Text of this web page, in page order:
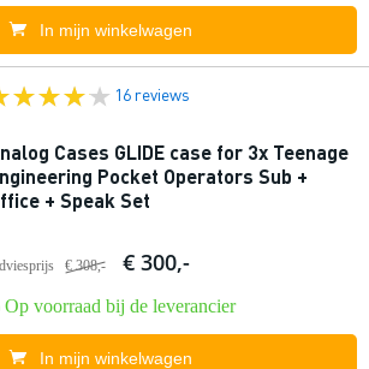
In mijn winkelwagen
16 reviews
Cases GLIDE case for 3x Teenage
Pocket Operators Sub +
+ Speak Set
€ 308,- € 300,-
Op voorraad bij de leverancier
In mijn winkelwagen